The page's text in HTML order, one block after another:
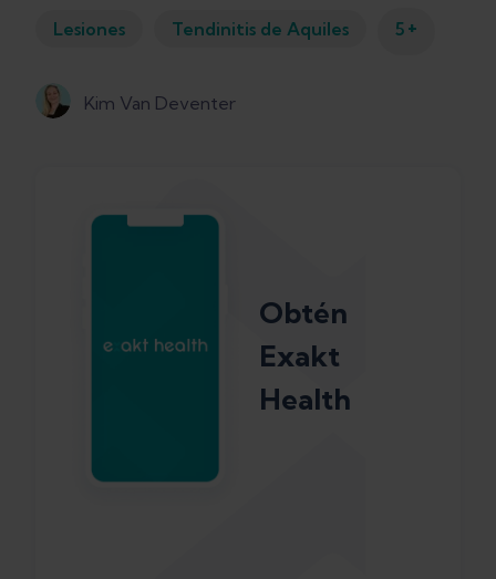
Lesiones Tendinitis de Aquiles 5 +
Kim Van Deventer
Obtén
Exakt
Health